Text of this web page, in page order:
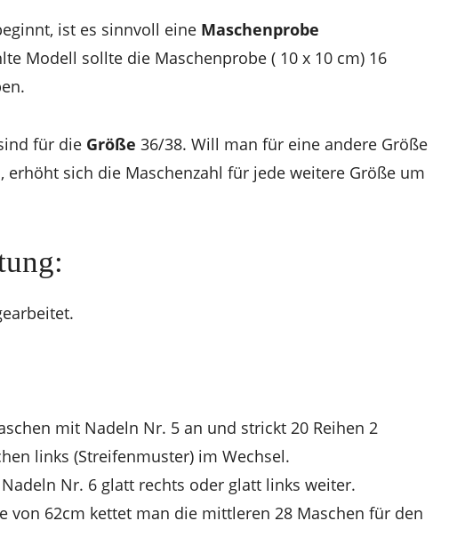
ist es sinnvoll eine Maschenprobe
Modell sollte die Maschenprobe ( 10 x 10 cm) 16
für die Größe 36/38. Will man für eine andere Größe
erhöht sich die Maschenzahl für jede weitere Größe um
mit Nadeln Nr. 5 an und strickt 20 Reihen 2
links (Streifenmuster) im Wechsel.
Nr. 6 glatt rechts oder glatt links weiter.
von 62cm kettet man die mittleren 28 Maschen für den